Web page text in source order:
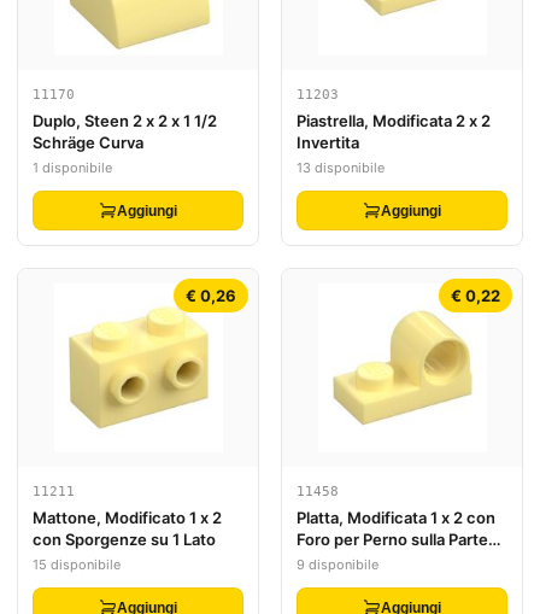
11170
Duplo, Steen 2 x 2 x 1 1/2
Schräge Curva
1 disponibile
Aggiungi
11203
Piastrella, Modificata 2 x 2
Invertita
13 disponibile
Aggiungi
€ 0,26
11211
Mattone, Modificato 1 x 2
con Sporgenze su 1 Lato
15 disponibile
Aggiungi
€ 0,22
11458
Platta, Modificata 1 x 2 con
Foro per Perno sulla Parte
Superiore
9 disponibile
Aggiungi